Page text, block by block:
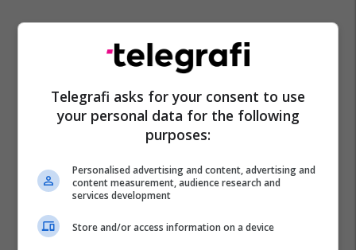
Telegrafi asks for your consent to use
your personal data for the following
purposes:
Personalised advertising and content, advertising and
content measurement, audience research and
services development
Store and/or access information on a device